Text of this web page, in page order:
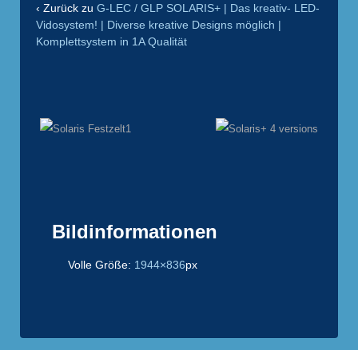
‹ Zurück zu G-LEC / GLP SOLARIS+ | Das kreativ- LED-
Vidosystem! | Diverse kreative Designs möglich |
Komplettsystem in 1A Qualität
Bildinformationen
Volle Größe: 1944×836px